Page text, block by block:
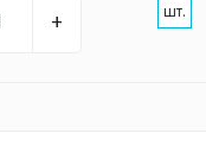
+ шт.